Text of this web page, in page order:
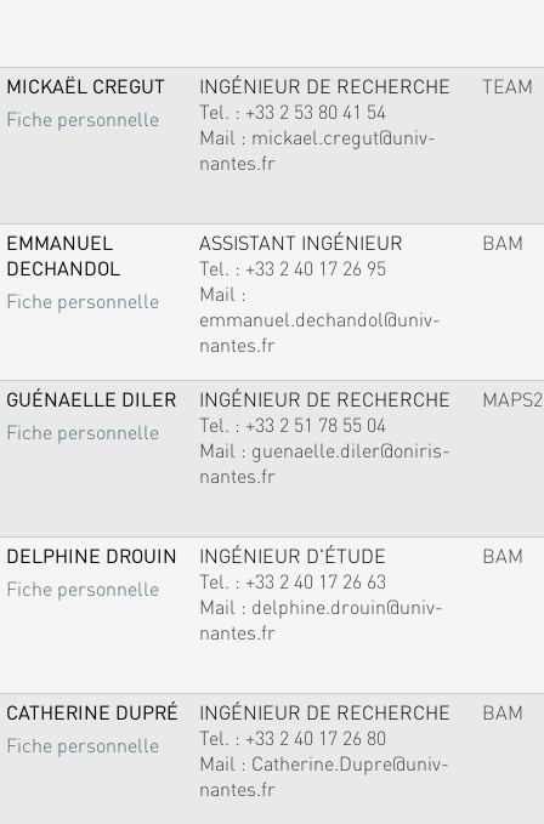
MICKAËL CREGUT
Fiche personnelle
INGÉNIEUR DE RECHERCHE
Tel. : +33 2 53 80 41 54
Mail : mickael.cregut@univ-
nantes.fr
TEAM
EMMANUEL
DECHANDOL
Fiche personnelle
ASSISTANT INGÉNIEUR
Tel. : +33 2 40 17 26 95
Mail :
emmanuel.dechandol@univ-
nantes.fr
BAM
GUÉNAELLE DILER
Fiche personnelle
INGÉNIEUR DE RECHERCHE
Tel. : +33 2 51 78 55 04
Mail : guenaelle.diler@oniris-
nantes.fr
MAPS2
DELPHINE DROUIN
Fiche personnelle
INGÉNIEUR D'ÉTUDE
Tel. : +33 2 40 17 26 63
Mail : delphine.drouin@univ-
nantes.fr
BAM
CATHERINE DUPRÉ
Fiche personnelle
INGÉNIEUR DE RECHERCHE
Tel. : +33 2 40 17 26 80
Mail : Catherine.Dupre@univ-
nantes.fr
BAM